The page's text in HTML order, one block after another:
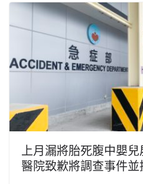
上月漏將胎死腹中嬰
醫院致歉將調查事件